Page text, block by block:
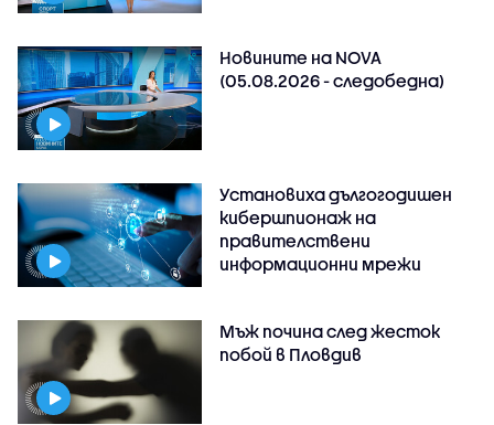
Новините на NOVA
(05.08.2026 - следобедна)
Установиха дългогодишен
кибершпионаж на
правителствени
информационни мрежи
Мъж почина след жесток
побой в Пловдив